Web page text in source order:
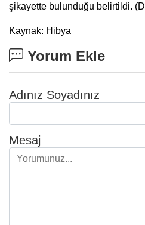
şikayette bulunduğu belirtildi.
Kaynak: Hibya
Yorum Ekle
Adınız Soyadınız
Mesaj